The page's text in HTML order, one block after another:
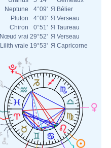
Neptune
4°09' Я Bélier
Pluton
4°00' Я Verseau
Chiron
0°51' Я Taureau
Nœud vrai 29°52' Я Verseau
Lilith vraie 19°53' Я Capricorne